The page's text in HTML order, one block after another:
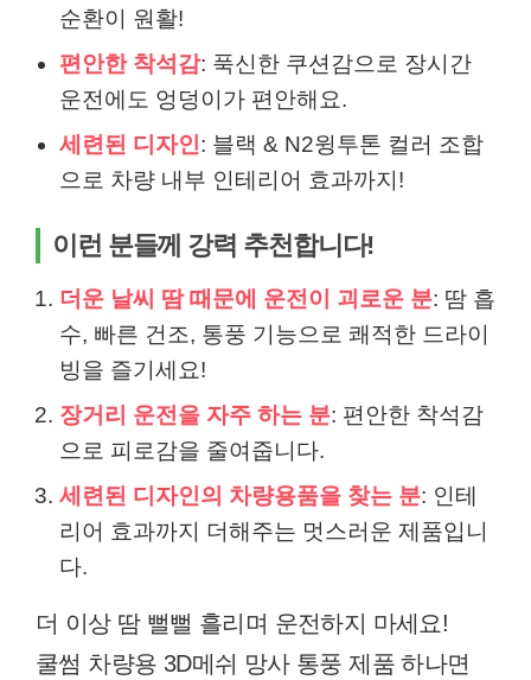
순환이 원활!
편안한 착석감: 푹신한 쿠션감으로 장시간
운전에도 엉덩이가 편안해요.
세련된 디자인: 블랙 & N2윙투톤 컬러 조합
으로 차량 내부 인테리어 효과까지!
이런 분들께 강력 추천합니다!
더운 날씨 땀 때문에 운전이 괴로운 분: 땀 흡
수, 빠른 건조, 통풍 기능으로 쾌적한 드라이
빙을 즐기세요!
장거리 운전을 자주 하는 분: 편안한 착석감
으로 피로감을 줄여줍니다.
세련된 디자인의 차량용품을 찾는 분: 인테
리어 효과까지 더해주는 멋스러운 제품입니
다.
더 이상 땀 뻘뻘 흘리며 운전하지 마세요!
쿨썸 차량용 3D메쉬 망사 통풍 제품 하나면